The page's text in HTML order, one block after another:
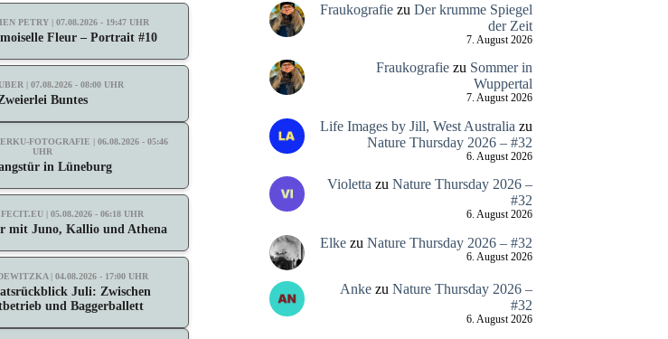
PETRY | 07.08.2026 - 19:47 UHR
Fleur – Portrait #10
| 07.08.2026 - 08:00 UHR
Buntes
FOTOGRAFIE | 06.08.2026 - 05:46
UHR
in Lüneburg
| 05.08.2026 - 06:18 UHR
mit Juno, Kallio und Athena
| 04.08.2026 - 17:00 UHR
Juli: Zwischen
und Baggerballett
Fraukografiezu Der krumme Spiegel
der Zeit
7. August 2026
Fraukografiezu Sommer in
Wuppertal
7. August 2026
Life Images by Jill, West Australia zu
Nature Thursday 2026 – #32
6. August 2026
Violettazu Nature Thursday 2026 –
#32
6. August 2026
Elkezu Nature Thursday 2026 – #32
6. August 2026
Ankezu Nature Thursday 2026 –
#32
6. August 2026